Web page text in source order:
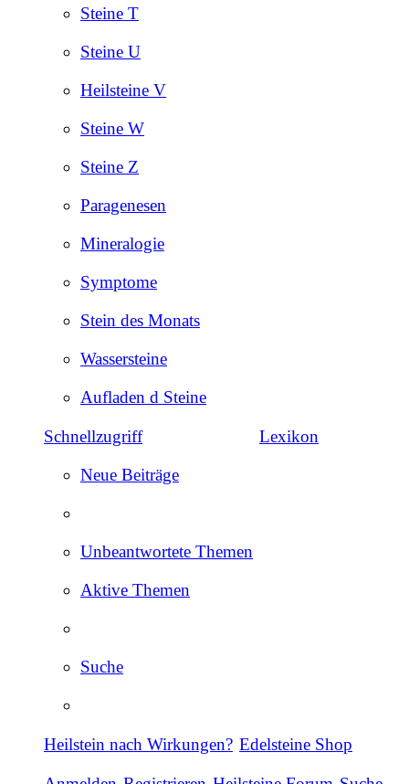
Steine T
Steine U
Heilsteine V
Steine W
Steine Z
Paragenesen
Mineralogie
Symptome
Stein des Monats
Wassersteine
Aufladen d Steine
Schnellzugriff
Neue Beiträge
Unbeantwortete Themen
Aktive Themen
Suche
Lexikon
Heilstein nach Wirkungen? Edelsteine Shop